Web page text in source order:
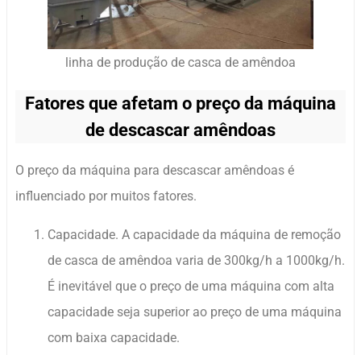
linha de produção de casca de amêndoa
Fatores que afetam o preço da máquina
de descascar amêndoas
O preço da máquina para descascar amêndoas é
influenciado por muitos fatores.
Capacidade. A capacidade da máquina de remoção
de casca de amêndoa varia de 300kg/h a 1000kg/h.
É inevitável que o preço de uma máquina com alta
capacidade seja superior ao preço de uma máquina
com baixa capacidade.